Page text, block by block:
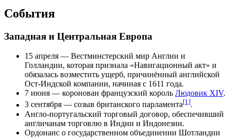
События
Западная и Центральная Европа
15 апреля — Вестминстерский мир Англии и
Голландии, которая признала «Навигационный акт» и
обязалась возместить ущерб, причинённый английской
Ост-Индской компании, начиная с 1611 года.
7 июня — коронован французский король Людовик XIV.
3 сентября — созыв британского парламента[1].
Англо-португальский торговый договор, обеспечивший
англичанам торговлю в Индии и Индонезии.
Ордонанс о государственном объединении Шотландии